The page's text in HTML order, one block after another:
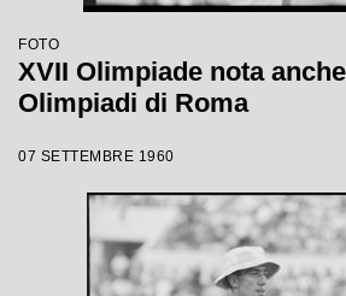
FOTO
XVII Olimpiade nota
Olimpiadi di Roma
07 SETTEMBRE 1960